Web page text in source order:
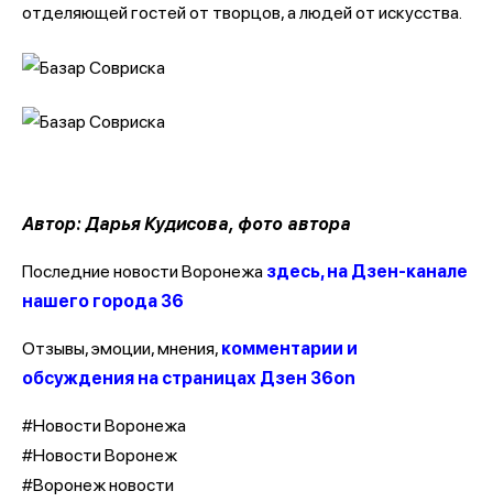
отделяющей гостей от творцов, а людей от искусства.
Автор: Дарья Кудисова, фото автора
Последние новости Воронежа здесь, на Дзен-канале
нашего города 36
Отзывы, эмоции, мнения, комментарии и
обсуждения на страницах Дзен 36on
#Новости Воронежа
#Новости Воронеж
#Воронеж новости